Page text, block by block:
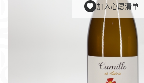
加入心愿清单